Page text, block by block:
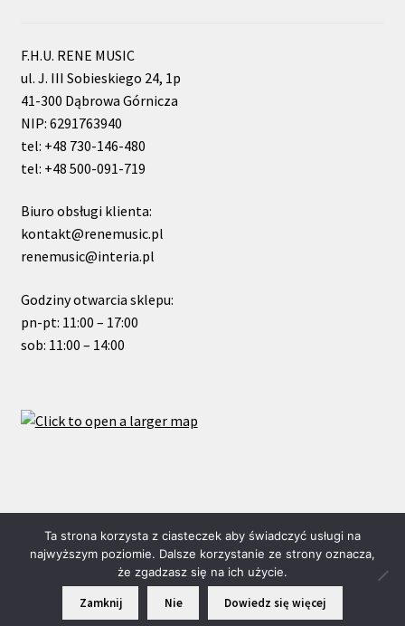
F.H.U. RENE MUSIC
ul. J. III Sobieskiego 24, 1p
41-300 Dąbrowa Górnicza
NIP: 6291763940
tel: +48 730-146-480
tel: +48 500-091-719
Biuro obsługi klienta:
kontakt@renemusic.pl
renemusic@interia.pl
Godziny otwarcia sklepu:
pn-pt: 11:00 – 17:00
sob: 11:00 – 14:00
© ReneMusic 2021 Powered by Michal Zalas
Ta strona korzysta z ciasteczek aby świadczyć usługi na
najwyższym poziomie. Dalsze korzystanie ze strony oznacza,
że zgadzasz się na ich użycie.
Zamknij Nie Dowiedz się więcej